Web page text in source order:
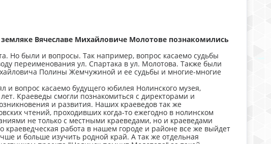
Вячеславе Михайловиче Молотове познакомились
Но были и вопросы. Так например, вопрос касаемо судьбы
переименования ул. Спартака в ул. Молотова. Также были
Полины Жемчужиной и ее судьбы и многие-многие
и вопрос касаемо будущего юбилея Нолинского музея,
Краеведы смогли познакомиться с директорами и
и развития. Наших краеведов так же
чтений, проходивших когда-то ежегодно в нолинском
не только с местными краеведами, но и краеведами
краеведческая работа в нашем городе и районе все же выйдет
и больше изучить родной край. А так же отдельная